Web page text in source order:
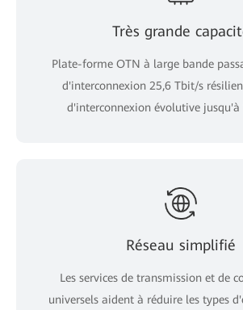
Très grande
Plate-forme OTN à large bande
d'interconnexion 25,6 Tbit/s
d'interconnexion évolutive
Réseau simplifié
Les services de transmission et de
universels aident à réduire les types